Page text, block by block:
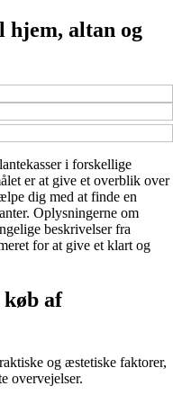
hjem, altan og
i forskellige
er at give et overblik over
dig med at finde en
Oplysningerne om
beskrivelser fra
for at give et klart og
af
og æstetiske faktorer,
overvejelser.